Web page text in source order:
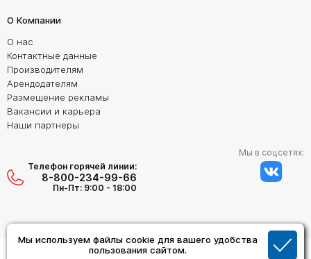
Мы используем файлы cookie для вашего удобства
пользования сайтом.
О Компании
О нас
Контактные данные
Производителям
Арендодателям
Размещение рекламы
Вакансии и карьера
Наши партнеры
Телефон горячей линии:
8-800-234-99-66
Пн-Пт: 9:00 - 18:00
Мы в соцсетях: